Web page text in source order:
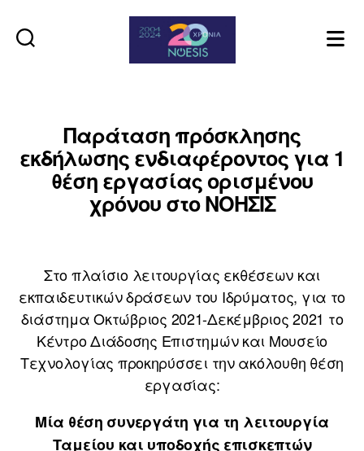
Παράταση πρόσκλησης
εκδήλωσης ενδιαφέροντος για 1
θέση εργασίας ορισμένου
χρόνου στο ΝΟΗΣΙΣ
Στο πλαίσιο λειτουργίας εκθέσεων και
εκπαιδευτικών δράσεων του Ιδρύματος, για το
διάστημα Οκτώβριος 2021-Δεκέμβριος 2021 το
Κέντρο Διάδοσης Επιστημών και Μουσείο
Τεχνολογίας προκηρύσσει την ακόλουθη θέση
εργασίας:
Μία θέση συνεργάτη για τη λειτουργία
Ταμείου και υποδοχής επισκεπτών